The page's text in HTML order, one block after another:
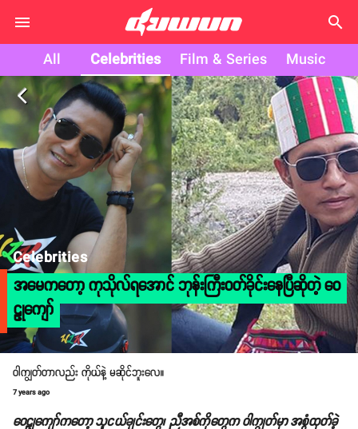
search
All Celebrities Film & Series Music
arrow_back_ios
Celebrities
အမေကတော့ ကုသိုလ်ရအောင် ဘုန်းကြီးဝတ်ခိုင်းနေပြီဆိုတဲ့ ဝေ
ဠုကျော်
ဝါကျွတ်တာလည်း ကိုယ်နဲ့ မဆိုင်ဘူးလေ။
7 years ago
ဝေဠုကျော်ကတော့ သူငယ်ချင်းတွေ၊ ညီအစ်ကိုတွေက ဝါကျွတ်မှာ အစွံထုတ်ခဲ့